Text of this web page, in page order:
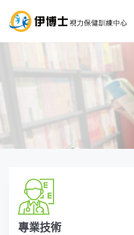
EYE CARE SPECIALIST
培養正確用眼的習慣
專業技術